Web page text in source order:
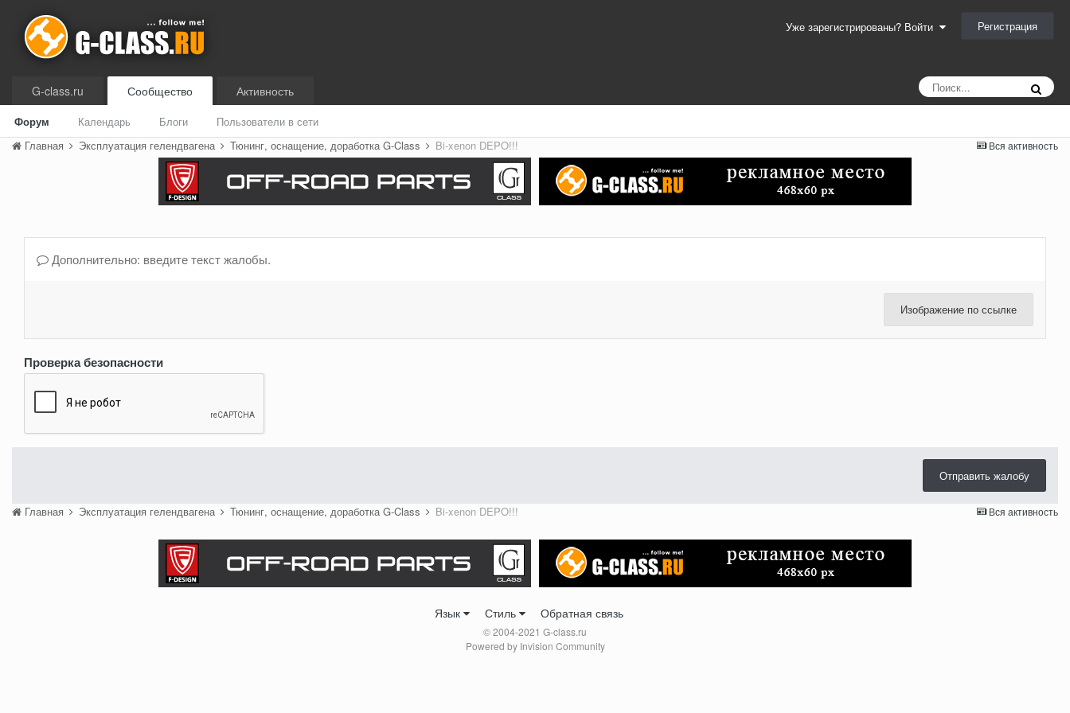
Уже зарегистрированы? Войти Регистрация
G-class.ru Сообщество
Форум Календарь Блоги Пользователи в сети
Активность
Вся активность
Главная Эксплуатация гелендвагена Тюнинг, оснащение, доработка G-Class Bi-xenon DEPO!!!
Дополнительно: введите текст жалобы.
Изображение по ссылке
Проверка безопасности
Отправить жалобу
Вся активность
Главная Эксплуатация гелендвагена Тюнинг, оснащение, доработка G-Class Bi-xenon DEPO!!!
Язык Стиль Обратная связь
© 2004-2021 G-class.ru
Powered by Invision Community